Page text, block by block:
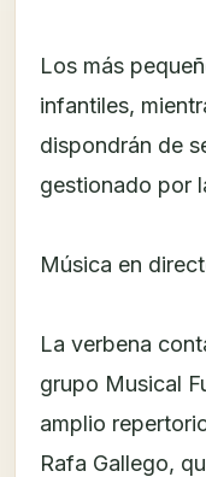
Los más
infantiles,
dispondrán de
gestionado por
Música en
La verbena
grupo Musical
amplio
Rafa Gallego,